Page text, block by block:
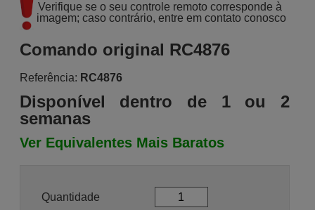
Verifique se o seu controle remoto corresponde à
imagem; caso contrário, entre em contato conosco
Comando original RC4876
Referência: RC4876
Disponível dentro de 1 ou 2
semanas
Ver Equivalentes Mais Baratos
Quantidade